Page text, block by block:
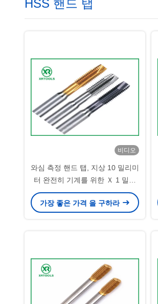
HSS 핸드 탭
비디오
와심 측정 핸드 탭, 지상 10 밀리미
터 완전히 기계를 위한 Ｘ 1 밀리
미터 도청
가장 좋은 가격 을 구하라